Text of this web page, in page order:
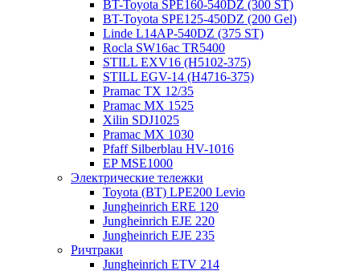
BT-Toyota SPE160-540DZ (300 ST)
BT-Toyota SPE125-450DZ (200 Gel)
Linde L14AP-540DZ (375 ST)
Rocla SW16ac TR5400
STILL EXV16 (H5102-375)
STILL EGV-14 (H4716-375)
Pramac TX 12/35
Pramac MX 1525
Xilin SDJ1025
Pramac MX 1030
Pfaff Silberblau HV-1016
EP MSE1000
Электрические тележки
Toyota (BT) LPE200 Levio
Jungheinrich ERE 120
Jungheinrich EJE 220
Jungheinrich EJE 235
Ричтраки
Jungheinrich ETV 214